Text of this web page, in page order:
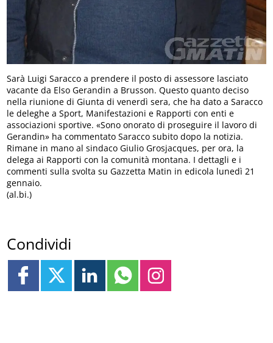
Sarà Luigi Saracco a prendere il posto di assessore lasciato
vacante da Elso Gerandin a Brusson. Questo quanto deciso
nella riunione di Giunta di venerdì sera, che ha dato a Saracco
le deleghe a Sport, Manifestazioni e Rapporti con enti e
associazioni sportive. «Sono onorato di proseguire il lavoro di
Gerandin» ha commentato Saracco subito dopo la notizia.
Rimane in mano al sindaco Giulio Grosjacques, per ora, la
delega ai Rapporti con la comunità montana. I dettagli e i
commenti sulla svolta su Gazzetta Matin in edicola lunedì 21
gennaio.
(al.bi.)
Condividi